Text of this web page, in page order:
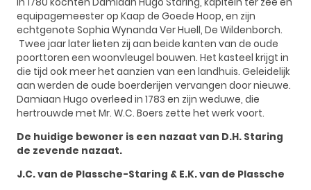
equipagemeester op Kaap de Goede Hoop, en zijn
echtgenote Sophia Wynanda Ver Huell, De Wildenborch.
Twee jaar later lieten zij aan beide kanten van de oude
poorttoren een woonvleugel bouwen. Het kasteel krijgt in
die tijd ook meer het aanzien van een landhuis. Geleidelijk
aan werden de oude boerderijen vervangen door nieuwe.
Damiaan Hugo overleed in 1783 en zijn weduwe, die
hertrouwde met Mr. W.C. Boers zette het werk voort.
De huidige bewoner is een nazaat van D.H. Staring
de zevende nazaat.
J.C. van de Plassche-Staring & E.K. van de Plassche